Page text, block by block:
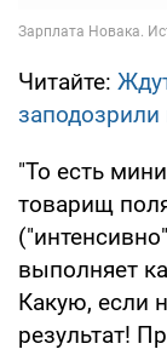
Читайте:
"То есть
товарищ
выполняет
Какую, если
результат!